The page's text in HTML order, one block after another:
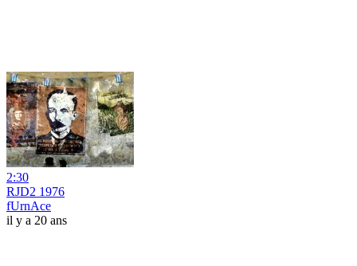
2:30
RJD2 1976
fUrnAce
il y a 20 ans